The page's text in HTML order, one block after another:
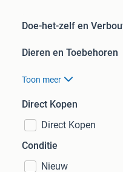
Doe-het-zelf en
Dieren en Toebehoren
Toon meer
Direct Kopen
Direct Kopen
Conditie
Nieuw